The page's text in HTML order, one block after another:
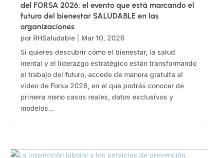
del FORSA 2026: el evento que está marcando el
futuro del bienestar SALUDABLE en las
organizaciones
por RHSaludable
Mar 10, 2026
Si quieres descubrir cómo el bienestar, la salud
mental y el liderazgo estratégico están transformando
el trabajo del futuro, accede de manera gratuita al
vídeo de Forsa 2026, en el que podrás conocer de
primera mano casos reales, datos exclusivos y
modelos...